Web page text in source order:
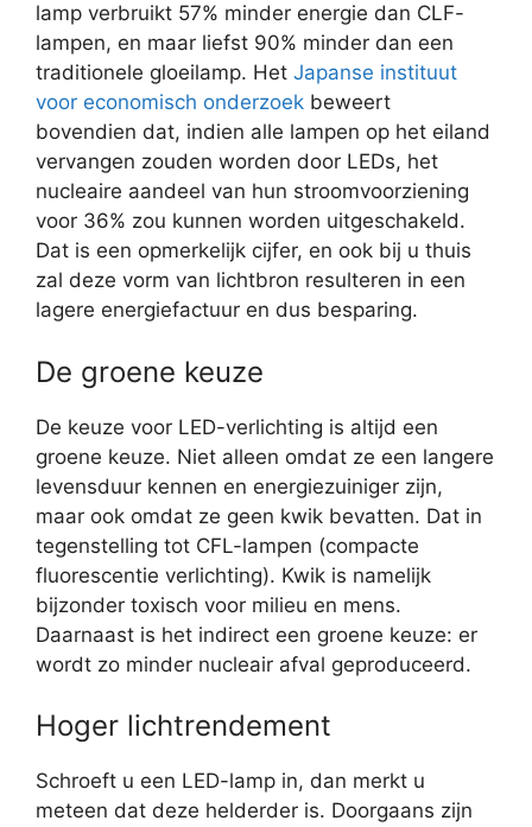
lamp verbruikt 57% minder energie dan CLF-
lampen, en maar liefst 90% minder dan een
traditionele gloeilamp. Het Japanse instituut
voor economisch onderzoek beweert
bovendien dat, indien alle lampen op het eiland
vervangen zouden worden door LEDs, het
nucleaire aandeel van hun stroomvoorziening
voor 36% zou kunnen worden uitgeschakeld.
Dat is een opmerkelijk cijfer, en ook bij u thuis
zal deze vorm van lichtbron resulteren in een
lagere energiefactuur en dus besparing.
De groene keuze
De keuze voor LED-verlichting is altijd een
groene keuze. Niet alleen omdat ze een langere
levensduur kennen en energiezuiniger zijn,
maar ook omdat ze geen kwik bevatten. Dat in
tegenstelling tot CFL-lampen (compacte
fluorescentie verlichting). Kwik is namelijk
bijzonder toxisch voor milieu en mens.
Daarnaast is het indirect een groene keuze: er
wordt zo minder nucleair afval geproduceerd.
Hoger lichtrendement
Schroeft u een LED-lamp in, dan merkt u
meteen dat deze helderder is. Doorgaans zijn